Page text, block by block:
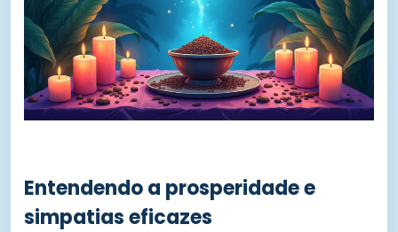
Entendendo a prosperidade e
simpatias eficazes